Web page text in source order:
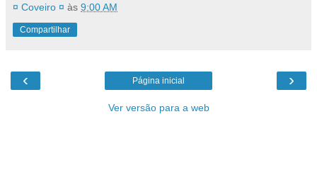
¤ Coveiro ¤ às 9:00 AM
Compartilhar
‹ ›
Página inicial
Ver versão para a web